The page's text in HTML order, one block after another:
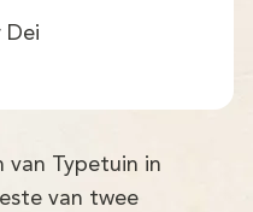
Demo
Aanmelden
Dei
van Typetuin in
van twee